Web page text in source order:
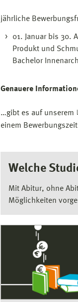
jährliche
01. Januar bis 30.
Produkt und
Bachelor
Genauere
…gibt es auf unserem
einem
Welche
Mit Abitur, ohne
Möglichkeiten